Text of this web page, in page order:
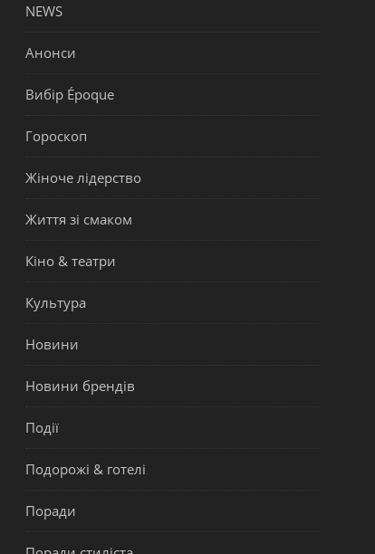
NEWS
Анонси
Вибір Époque
Гороскоп
Жіноче лідерство
Життя зі смаком
Кіно & театри
Культура
Новини
Новини брендів
Події
Подорожі & готелі
Поради